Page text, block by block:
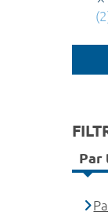
Par